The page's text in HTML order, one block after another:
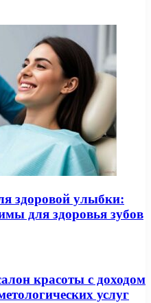
здоровой улыбки:
для здоровья зубов
красоты с доходом
услуг